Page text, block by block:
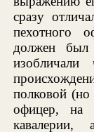
сразу
пехотного
должен
полковой
офицер, на